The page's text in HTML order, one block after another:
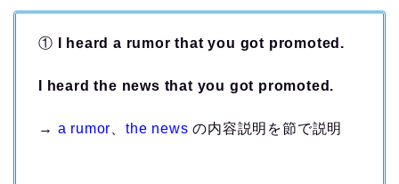
① I heard a rumor that you got promoted.
I heard the news that you got promoted.
→ a rumor 、the newsの内容説明を節で説明